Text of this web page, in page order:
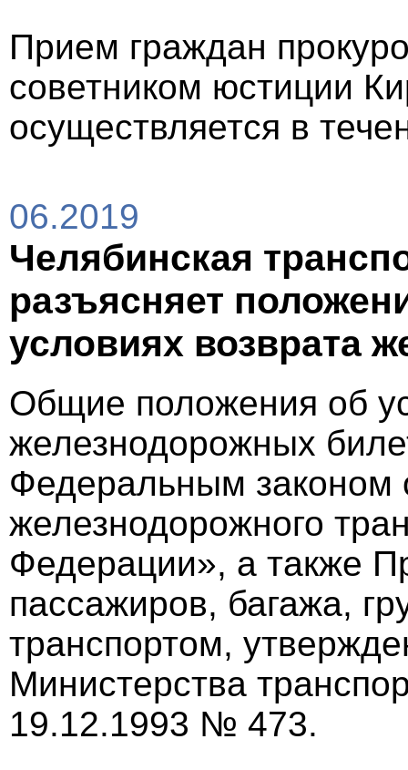
Прием граждан
советником юстиции
осуществляется в
06.2019
Челябинская
разъясняет
условиях возврата
Общие положения об
железнодорожных
Федеральным
железнодорожного
Федерации», а также
пассажиров, багажа,
транспортом,
Министерства
19.12.1993 № 473.